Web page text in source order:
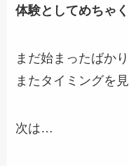
体験としてめちゃく
まだ始まったばかり
またタイミングを
次は…